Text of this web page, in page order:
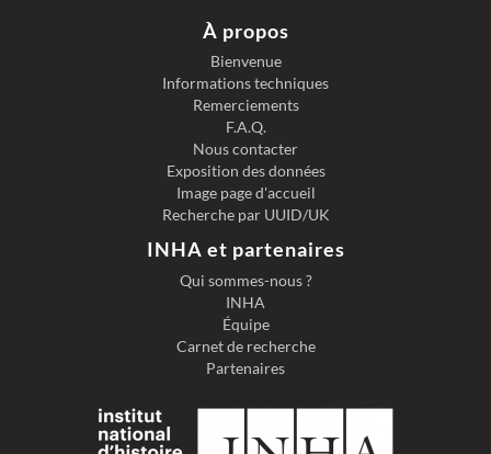
À propos
Bienvenue
Informations techniques
Remerciements
F.A.Q.
Nous contacter
Exposition des données
Image page d'accueil
Recherche par UUID/UK
INHA et partenaires
Qui sommes-nous ?
INHA
Équipe
Carnet de recherche
Partenaires